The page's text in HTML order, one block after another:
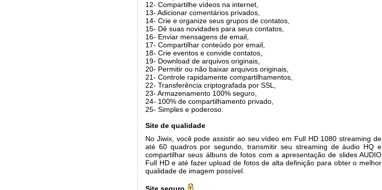
12- Compartilhe vídeos na internet,
13- Adicionar comentários privados,
14- Crie e organize seus grupos de contatos,
15- Dê suas novidades para seus contatos,
16- Enviar mensagens de email,
17- Compartilhar conteúdo por email,
18- Crie eventos e convide contatos,
19- Download de arquivos originais,
20- Permitir ou não baixar arquivos originais,
21- Controle rapidamente compartilhamentos,
22- Transferência criptografada por SSL,
23- Armazenamento 100% seguro,
24- 100% de compartilhamento privado,
25- Simples e poderoso.
Site de qualidade
No Jiwix, você pode assistir ao seu vídeo em Full HD 1080 streaming de
até 60 quadros por segundo, transmitir seu streaming de áudio HQ e
compartilhar seus álbuns de fotos com a apresentação de slides AUDIO
Full HD e até fazer upload de fotos de alta definição para obter o melhor
qualidade de imagem possível.